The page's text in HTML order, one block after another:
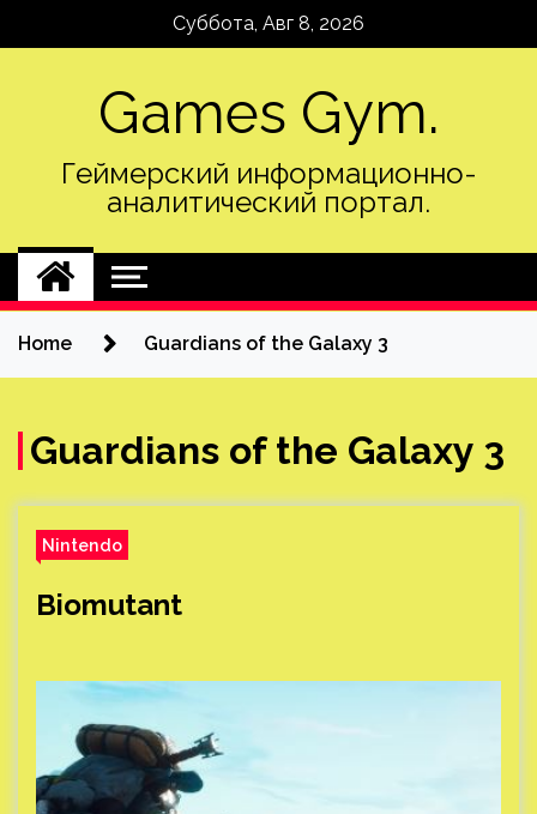
Суббота, Авг 8, 2026
Games Gym.
Геймерский информационно-
аналитический портал.
Home Guardians of the Galaxy 3
Guardians of the Galaxy 3
Nintendo
Biomutant